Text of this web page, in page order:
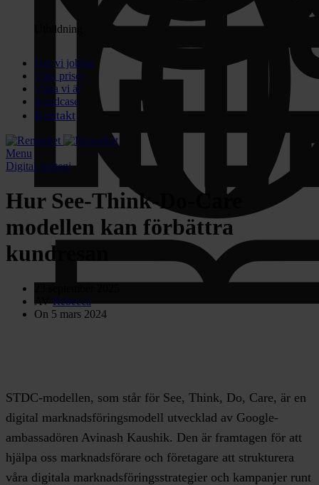
Utbildning
Hur vi jobbar
Våra priser
Vilka vi är
Kundcase
Kontakt
Menu
Digital strategi
Hur See-Think-Do-Care
modellen kan förbättra
kundresan
AV Rebecca
On 5 mars 2024
STDC-modellen, som står för See, Think, Do, Care, är en
digital marknadsföringsmodell utvecklad av Google-
ambassadören Avinash Kaushik. Den är framtagen för att
hjälpa oss marknadsförare och företagare att strukturera
våra digitala marknadsföringsstrategier och kampanjer runt